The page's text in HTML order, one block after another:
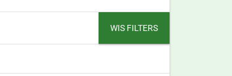
WIS FILTERS